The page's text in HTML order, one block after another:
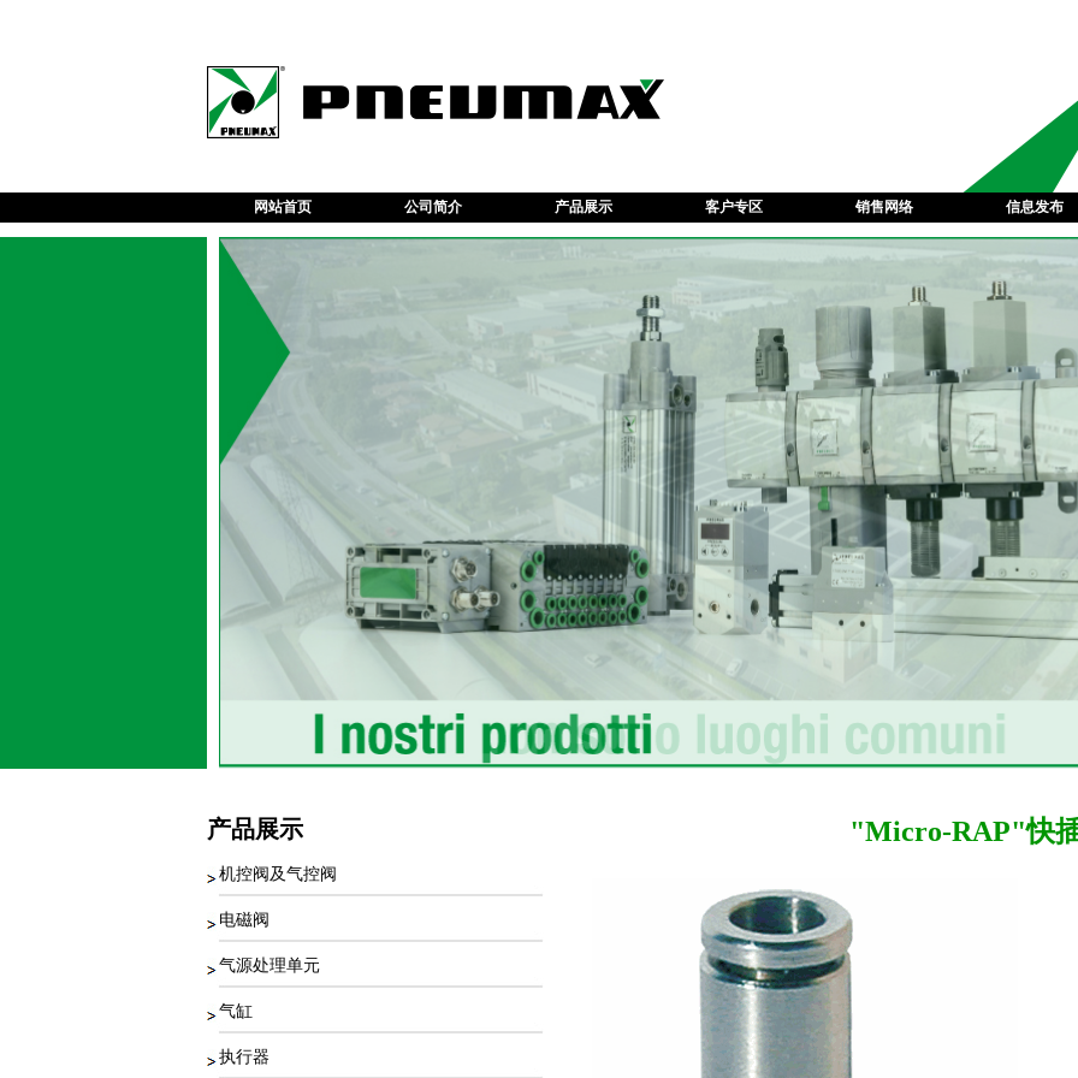
网站首页 公司简介 产品展示 客户专区 销售网络 信息发布
"Micro-RAP"快
产品展示
机控阀及气控阀
电磁阀
气源处理单元
气缸
执行器